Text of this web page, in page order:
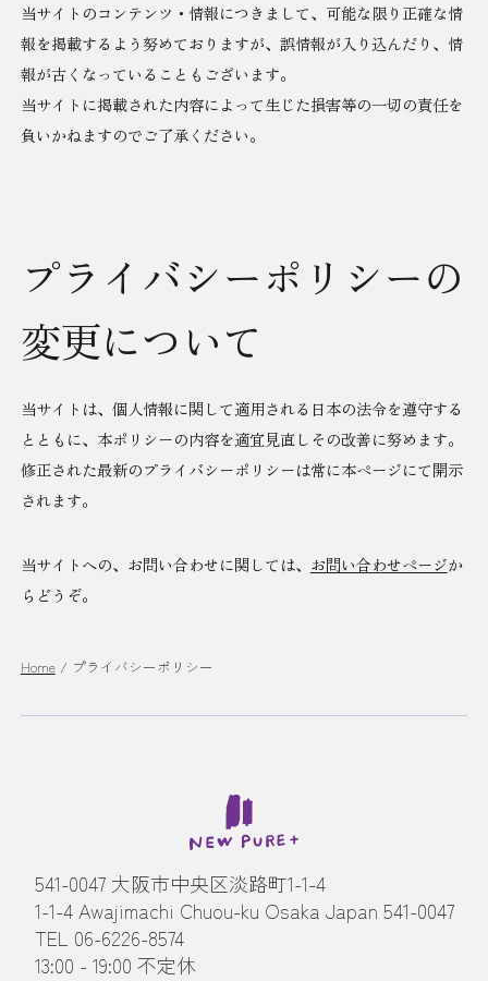
当サイトのコンテンツ・情報につきまして、可能な限り正確な情
報を掲載するよう努めておりますが、誤情報が入り込んだり、情
報が古くなっていることもございます。
当サイトに掲載された内容によって生じた損害等の一切の責任を
負いかねますのでご了承ください。
プライバシーポリシーの
変更について
当サイトは、個人情報に関して適用される日本の法令を遵守する
とともに、本ポリシーの内容を適宜見直しその改善に努めます。
修正された最新のプライバシーポリシーは常に本ページにて開示
されます。
当サイトへの、お問い合わせに関しては、 お問い合わせページか
らどうぞ。
Home / プライバシーポリシー
541-0047 大阪市中央区淡路町1-1-4
1-1-4 Awajimachi Chuou-ku Osaka Japan 541-0047
TEL 06-6226-8574
13:00 - 19:00 不定休